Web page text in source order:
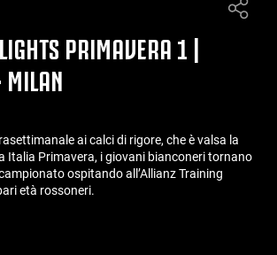
ALTRO
PRIMAVERA 1 |
MILAN
ai calci di rigore, che è valsa la
Italia Primavera, i giovani bianconeri tornano
ospitando all’Allianz Training
età rossoneri.